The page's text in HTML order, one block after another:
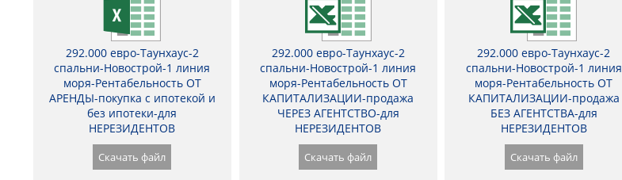
292.000 евро-Таунхаус-2
спальни-Новострой-1 линия
моря-Рентабельность ОТ
АРЕНДЫ-покупка с ипотекой и
без ипотеки-для
НЕРЕЗИДЕНТОВ
Скачать файл
292.000 евро-Таунхаус-2
спальни-Новострой-1 линия
моря-Рентабельность ОТ
КАПИТАЛИЗАЦИИ-продажа
ЧЕРЕЗ АГЕНТСТВО-для
НЕРЕЗИДЕНТОВ
Скачать файл
292.000 евро-Таунхаус-2
спальни-Новострой-1 линия
моря-Рентабельность ОТ
КАПИТАЛИЗАЦИИ-продажа
БЕЗ АГЕНТСТВА-для
НЕРЕЗИДЕНТОВ
Скачать файл